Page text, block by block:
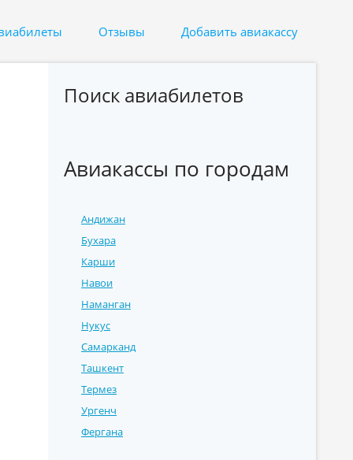
Отзывы Добавить авиакассу
Поиск авиабилетов
Авиакассы по городам
Андижан
Бухара
Карши
Навои
Наманган
Нукус
Самарканд
Ташкент
Термез
Ургенч
Фергана